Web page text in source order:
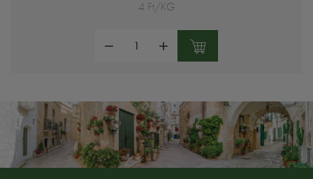
4 Ft/KG